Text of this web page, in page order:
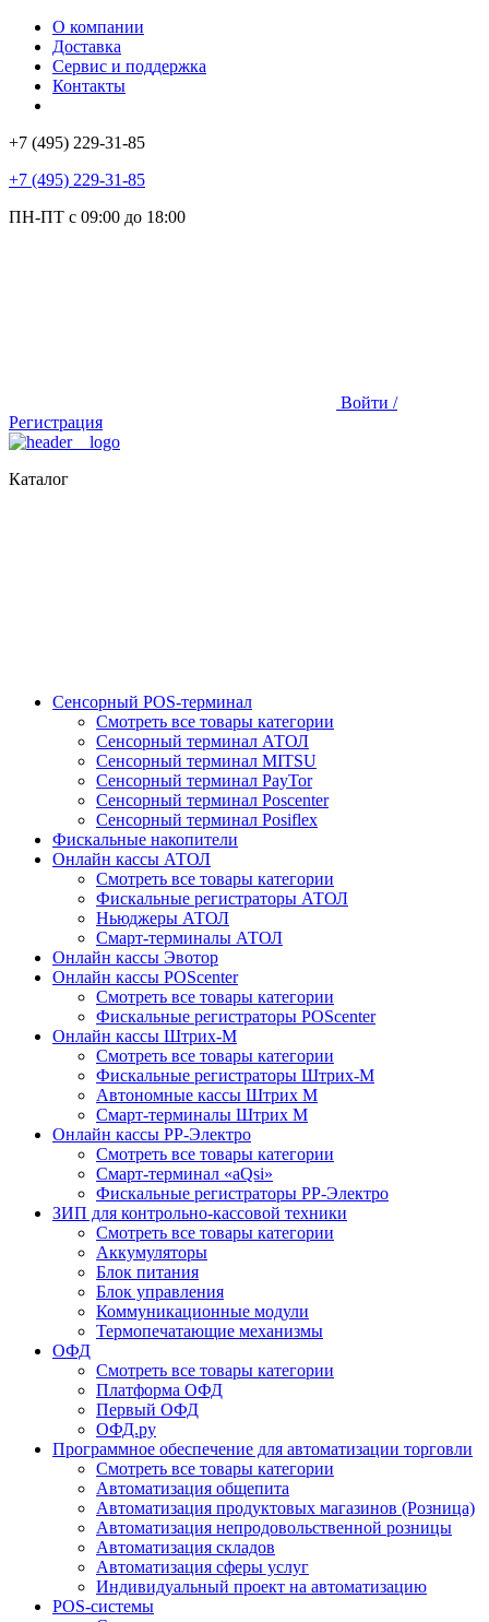
О компании
Доставка
Сервис и поддержка
Контакты
+7 (495) 229-31-85
+7 (495) 229-31-85
ПН-ПТ с 09:00 до 18:00
Войти /
Регистрация
Каталог
Сенсорный POS-терминал
Смотреть все товары категории
Сенсорный терминал АТОЛ
Сенсорный терминал MITSU
Сенсорный терминал PayTor
Сенсорный терминал Poscenter
Сенсорный терминал Posiflex
Фискальные накопители
Онлайн кассы АТОЛ
Смотреть все товары категории
Фискальные регистраторы АТОЛ
Ньюджеры АТОЛ
Смарт-терминалы АТОЛ
Онлайн кассы Эвотор
Онлайн кассы POScenter
Смотреть все товары категории
Фискальные регистраторы POScenter
Онлайн кассы Штрих-М
Смотреть все товары категории
Фискальные регистраторы Штрих-М
Автономные кассы Штрих М
Смарт-терминалы Штрих М
Онлайн кассы РР-Электро
Смотреть все товары категории
Смарт-терминал «aQsi»
Фискальные регистраторы РР-Электро
ЗИП для контрольно-кассовой техники
Смотреть все товары категории
Аккумуляторы
Блок питания
Блок управления
Коммуникационные модули
Термопечатающие механизмы
ОФД
Смотреть все товары категории
Платформа ОФД
Первый ОФД
ОФД.ру
Программное обеспечение для автоматизации торговли
Смотреть все товары категории
Автоматизация общепита
Автоматизация продуктовых магазинов (Розница)
Автоматизация непродовольственной розницы
Автоматизация складов
Автоматизация сферы услуг
Индивидуальный проект на автоматизацию
POS-системы